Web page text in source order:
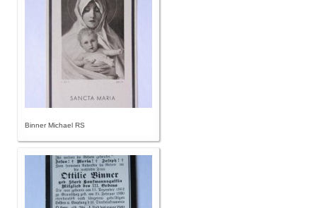
Binner Michael RS